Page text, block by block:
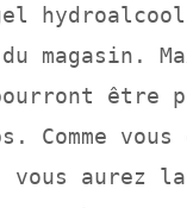
magasin.
être
Comme vous
vous aurez